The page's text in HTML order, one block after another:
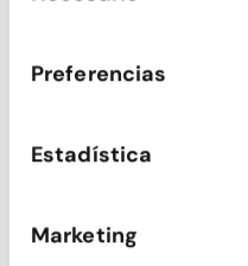
Preferencias
Estadística
Marketing